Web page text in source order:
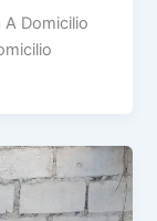
Domicilio